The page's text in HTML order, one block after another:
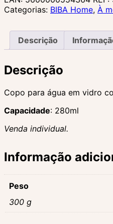
Categorias: BIBA Home, À
Descrição
Descrição
Copo para água em vidro
Capacidade: 280ml
Venda individual.
Informação
Peso
300 g